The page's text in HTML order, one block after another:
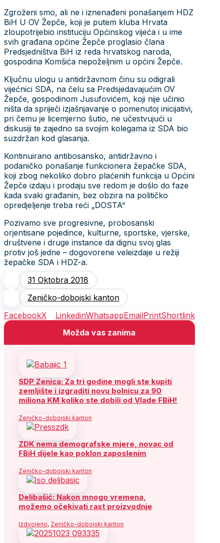
Zgroženi smo, ali ne i iznenađeni ponašanjem HDZ
BiH U OV Žepče, koji je putem kluba Hrvata
zloupotrijebio instituciju Općinskog vijeća i u ime
svih građana općine Žepče proglasio člana
Predsjedništva BiH iz reda hrvatskog naroda,
gospodina Komšića nepoželjnim u općini Žepče.
Ključnu ulogu u antidržavnom činu su odigrali
vijećnici SDA, na čelu sa Predsjedavajućim OV
Žepče, gospodinom Jusufovićem, koji nije učinio
ništa da spriječi izjašnjavanje o pomenutoj inicijativi,
pri čemu je licemjerno šutio, ne učestvujući u
diskusiji te zajedno sa svojim kolegama iz SDA bio
suzdržan kod glasanja.
Kontinuirano antibosansko, antidržavno i
podaničko ponašanje funkcionera žepačke SDA,
koji zbog nekoliko dobro plaćenih funkcija u Općini
Žepče izdaju i prodaju sve redom je došlo do faze
kada svaki građanin, bez obzira na političko
opredjeljenje treba reći „DOSTA“
Pozivamo sve progresivne, probosanski
orjentisane pojedince, kulturne, sportske, vjerske,
društvene i druge instance da dignu svoj glas
protiv još jedne – dogovorene veleizdaje u režiji
žepačke SDA i HDZ-a.
31 Oktobra 2018
Zeničko-dobojski kanton
FacebookX LinkedinWhatsappEmailPrintShortlink
Možda vas zanima
SDP Zenica: Za tri godine mogli ste kupiti
zemljište i izgraditi novu bolnicu za 90
miliona KM koliko ste dobili od Vlade FBiH!
Zeničko-dobojski kanton
ZDK nema demografske mjere, novac od
FBiH dijele kao poklon zaposlenim
Zeničko-dobojski kanton
Delibašić: Nakon mnogo vremena,
možemo očekivati rast proizvodnje
Izdvojeno, Zeničko-dobojski kanton